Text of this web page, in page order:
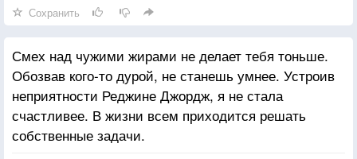
Сохранить
Смех над чужими жирами не делает тебя тоньше.
Обозвав кого-то дурой, не станешь умнее. Устроив
неприятности Реджине Джордж, я не стала
счастливее. В жизни всем приходится решать
собственные задачи.